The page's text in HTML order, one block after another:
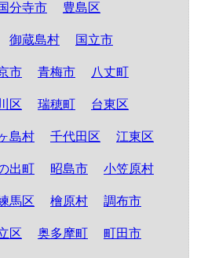
分寺市 豊島区
御蔵島村 国立市
市 青梅市 八丈町
区 瑞穂町 台東区
島村 千代田区 江東区
出町 昭島市 小笠原村
馬区 檜原村 調布市
区 奥多摩町 町田市